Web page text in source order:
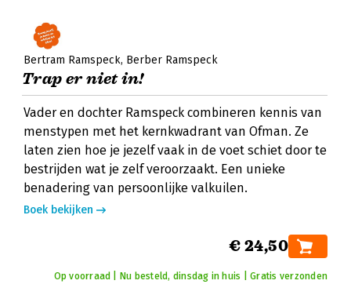
Bertram Ramspeck Berber Ramspeck
Trap er niet in!
Vader en dochter Ramspeck combineren kennis van
menstypen met het kernkwadrant van Ofman. Ze
laten zien hoe je jezelf vaak in de voet schiet door te
bestrijden wat je zelf veroorzaakt. Een unieke
benadering van persoonlijke valkuilen.
Boek bekijken
€ 24,50
Op voorraad | Nu besteld, dinsdag in huis | Gratis verzonden